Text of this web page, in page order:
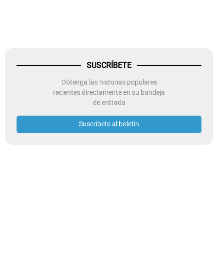
SUSCRÍBETE
Obtenga las historias populares
recientes directamente en su bandeja
de entrada
Suscribete al boletín